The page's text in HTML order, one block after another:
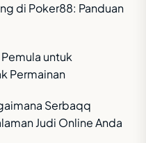
di Poker88: Panduan
untuk
Permainan
Serbaqq
Judi Online Anda